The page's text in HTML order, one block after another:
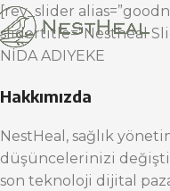
[rev_slider
slidertitle=”Nestheal
NİDA ADIYEKE
Hakkımızda
NestHeal, sağlık
düşüncelerinizi
son teknoloji dijital